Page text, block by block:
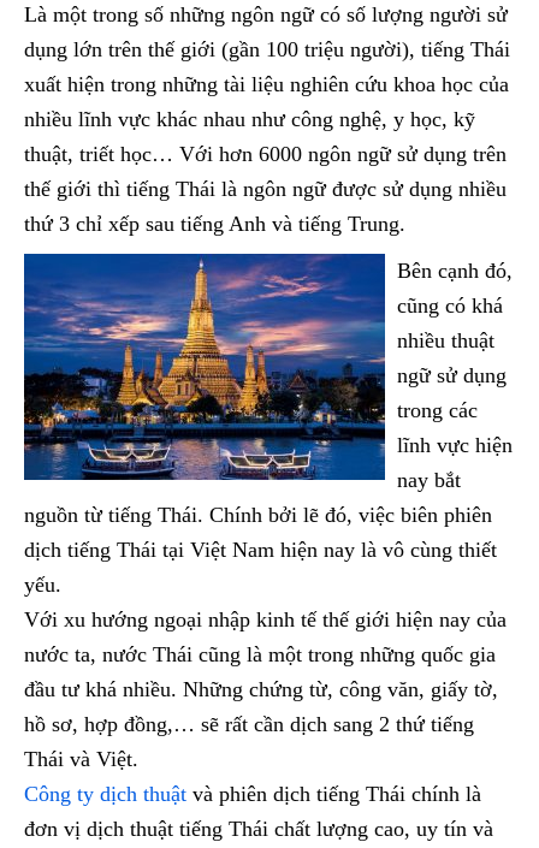
Là một trong số những ngôn ngữ có số lượng người sử
dụng lớn trên thế giới (gần 100 triệu người), tiếng Thái
xuất hiện trong những tài liệu nghiên cứu khoa học của
nhiều lĩnh vực khác nhau như công nghệ, y học, kỹ
thuật, triết học… Với hơn 6000 ngôn ngữ sử dụng trên
thế giới thì tiếng Thái là ngôn ngữ được sử dụng nhiều
thứ 3 chỉ xếp sau tiếng Anh và tiếng Trung.
Bên cạnh đó,
cũng có khá
nhiều thuật
ngữ sử dụng
trong các
lĩnh vực hiện
nay bắt
nguồn từ tiếng Thái. Chính bởi lẽ đó, việc biên phiên
dịch tiếng Thái tại Việt Nam hiện nay là vô cùng thiết
yếu.
Với xu hướng ngoại nhập kinh tế thế giới hiện nay của
nước ta, nước Thái cũng là một trong những quốc gia
đầu tư khá nhiều. Những chứng từ, công văn, giấy tờ,
hồ sơ, hợp đồng,… sẽ rất cần dịch sang 2 thứ tiếng
Thái và Việt.
Công ty dịch thuật và phiên dịch tiếng Thái chính là
đơn vị dịch thuật tiếng Thái chất lượng cao, uy tín và